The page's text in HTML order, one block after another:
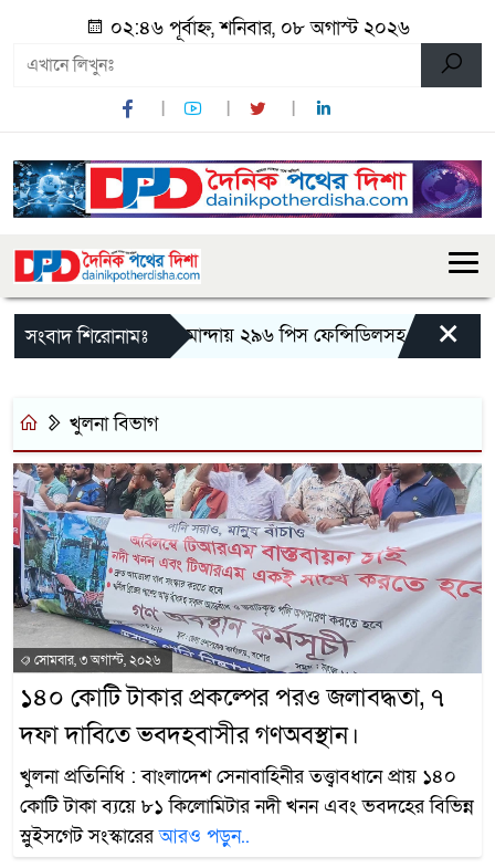
০২:৪৬ পূর্বাহ্ন, শনিবার, ০৮ অগাস্ট ২০২৬
সংবাদ শিরোনামঃ মান্দায় ২৯৬ পিস ফেন্সিডিলসহ দুই মাদক
×
খুলনা বিভাগ
সোমবার, ৩ অগাস্ট, ২০২৬
১৪০ কোটি টাকার প্রকল্পের পরও জলাবদ্ধতা, ৭
দফা দাবিতে ভবদহবাসীর গণঅবস্থান।
খুলনা প্রতিনিধি : বাংলাদেশ সেনাবাহিনীর তত্ত্বাবধানে প্রায় ১৪০
কোটি টাকা ব্যয়ে ৮১ কিলোমিটার নদী খনন এবং ভবদহের বিভিন্ন
স্লুইসগেট সংস্কারেরআরও পড়ুন..